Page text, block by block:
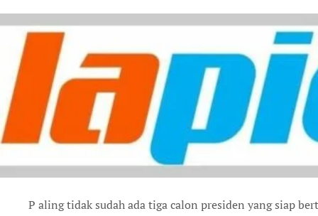
P aling tidak sudah ada tiga calon presiden yang siap